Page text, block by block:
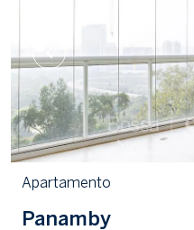
Apartamento
Panamby